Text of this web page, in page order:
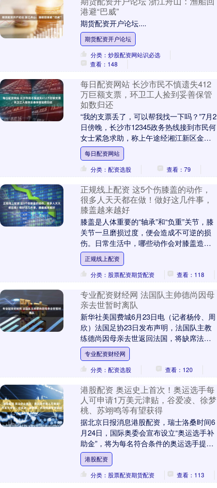
港避“巴威”
期货配资开户论坛....
期货配资开户论坛
分类：炒股配资网站识必选
查看：148
每日配资网站 长沙市民不慎遗失412
万巨额支票，环卫工人捡到妥善保管
如数归还
“我的支票丢了，可以帮我找一下吗？”7月2
日傍晚，长沙市12345政务热线接到市民何
女士紧急求助，称上午途经湘江新区金星
路地铁站至麓山名园公交站沿线时，不慎
遗失....
每日配资网站
分类：配资选股
查看：79
正规线上配资 这5个伤膝盖的动作，
很多人天天都在做！做好这几件事，
膝盖越来越好
膝盖是人体重要的“轴承”和“负重”关节，膝
关节一旦磨损过度，便会造成不可逆的损
伤。日常生活中，哪些动作会对膝盖造成
伤害？如何养护膝盖？快拿小本本记下来
↓↓ 这5....
正规线上配资
分类：股票配资期货配资
查看：118
专业配资财经网 法国队主帅德尚因母
亲去世暂时离队
新华社美国费城6月23日电（记者杨伶、周
欣）法国足协23日发布声明，法国队主教
练德尚因母亲去世返回法国，将缺席法国
队26日与挪威队进行的美加墨世界杯I组最
后一轮....
专业配资财经网
分类：配资选股
查看：120
港股配资 奥运史上首次！奥运选手每
人可申请1万美元津贴，谷爱凌、徐梦
桃、苏翊鸣等有望获得
据北京日报消息港股配资，瑞士洛桑时间6
月24日，国际奥委会宣布设立“奥运选手补
助金”，将为每名符合条件的奥运选手提供
1万美元津贴。该政策从2026年米兰-科尔
蒂....
港股配资
分类：股票配资期货配资
查看：113